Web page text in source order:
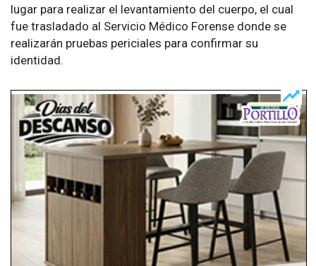
lugar para realizar el levantamiento del cuerpo, el cual
fue trasladado al Servicio Médico Forense donde se
realizarán pruebas periciales para confirmar su
identidad.